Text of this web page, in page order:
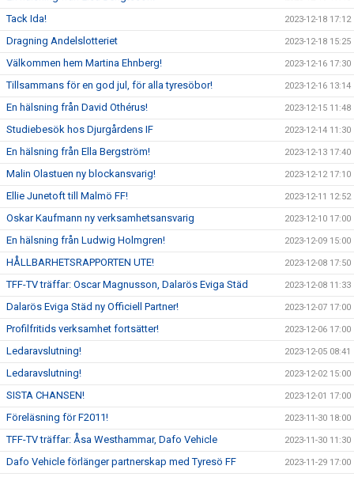
Tack Ida! 2023-12-18 17:12
Dragning Andelslotteriet 2023-12-18 15:25
Välkommen hem Martina Ehnberg! 2023-12-16 17:30
Tillsammans för en god jul, för alla tyresöbor! 2023-12-16 13:14
En hälsning från David Othérus! 2023-12-15 11:48
Studiebesök hos Djurgårdens IF 2023-12-14 11:30
En hälsning från Ella Bergström! 2023-12-13 17:40
Malin Olastuen ny blockansvarig! 2023-12-12 17:10
Ellie Junetoft till Malmö FF! 2023-12-11 12:52
Oskar Kaufmann ny verksamhetsansvarig 2023-12-10 17:00
En hälsning från Ludwig Holmgren! 2023-12-09 15:00
HÅLLBARHETSRAPPORTEN UTE! 2023-12-08 17:50
TFF-TV träffar: Oscar Magnusson, Dalarös Eviga Städ 2023-12-08 11:33
Dalarös Eviga Städ ny Officiell Partner! 2023-12-07 17:00
Profilfritids verksamhet fortsätter! 2023-12-06 17:00
Ledaravslutning! 2023-12-05 08:41
Ledaravslutning! 2023-12-02 15:00
SISTA CHANSEN! 2023-12-01 17:00
Föreläsning för F2011! 2023-11-30 18:00
TFF-TV träffar: Åsa Westhammar, Dafo Vehicle 2023-11-30 11:30
Dafo Vehicle förlänger partnerskap med Tyresö FF 2023-11-29 17:00